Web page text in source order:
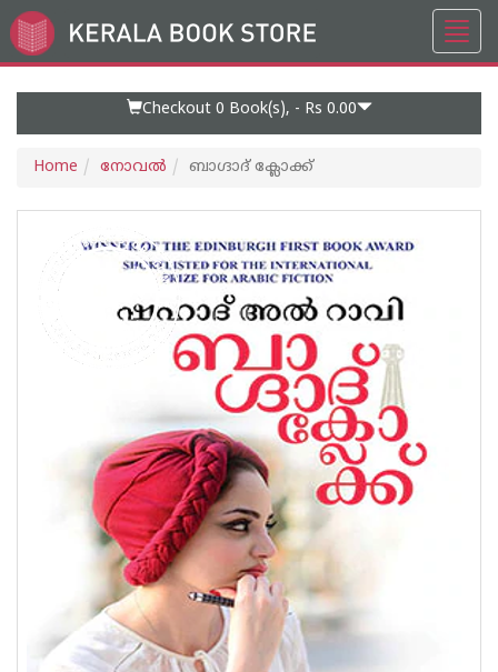
Go
to
Checkout 0 Book(s), - Rs 0.00
Home നോവല്‍ ബാഗ്ദാദ്‌ ക്ലോക്ക്‌